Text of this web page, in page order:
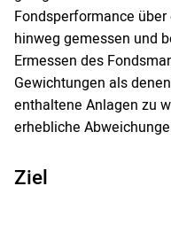
Fondsperformance
hinweg gemessen und
Ermessen des
Gewichtungen als
enthaltene Anlagen zu
erhebliche
Ziel